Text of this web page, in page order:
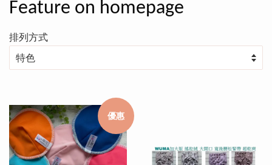
Feature on homepage
排列方式
優惠